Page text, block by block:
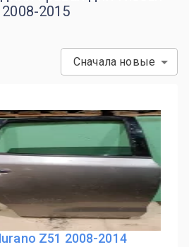
2015
Сначала новые
Z51 2008-2014